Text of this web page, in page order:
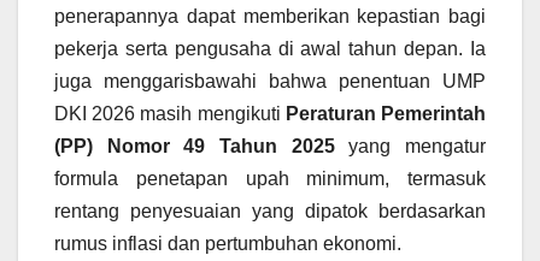
penerapannya dapat memberikan kepastian bagi
pekerja serta pengusaha di awal tahun depan. Ia
juga menggarisbawahi bahwa penentuan UMP
DKI 2026 masih mengikuti Peraturan Pemerintah
(PP) Nomor 49 Tahun 2025yang mengatur
formula penetapan upah minimum, termasuk
rentang penyesuaian yang dipatok berdasarkan
rumus inflasi dan pertumbuhan ekonomi.